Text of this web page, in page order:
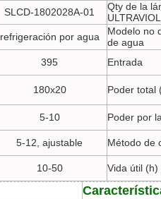
SLCD-1802028A-01
Qty de la
refrigeración por agua
Modelo no
de agua
395 Entrada
180x20 Poder total
5-10 Poder por
5-12, ajustable Método de
10-50 Vida útil (h)